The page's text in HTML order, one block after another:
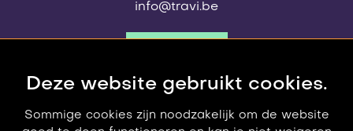
info@travi.be
Deze website gebruikt cookies.
Sommige cookies zijn noodzakelijk om de website